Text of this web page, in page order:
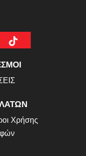
Χρήσης